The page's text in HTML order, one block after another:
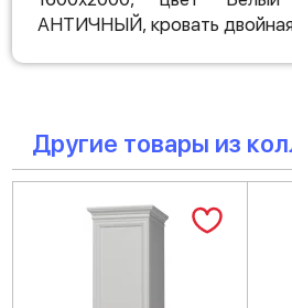
АНТИЧНЫЙ, кровать
Другие товары из